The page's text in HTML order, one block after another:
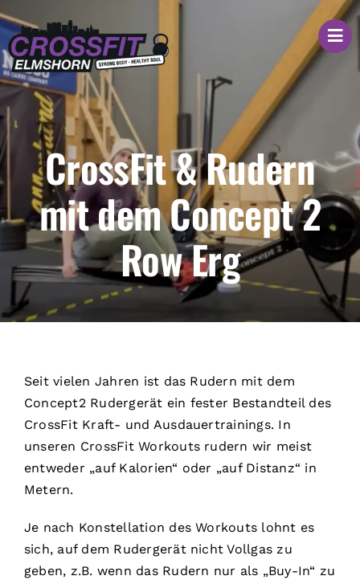
Zum
Inhalt
springen
CrossFit & Rudern
mit dem Concept 2
Row Erg
Seit vielen Jahren ist das Rudern mit dem
Concept2 Rudergerät ein fester Bestandteil des
CrossFit Kraft- und Ausdauertrainings. In
unseren CrossFit Workouts rudern wir meist
entweder „auf Kalorien“ oder „auf Distanz“ in
Metern.
Je nach Konstellation des Workouts lohnt es
sich, auf dem Rudergerät nicht Vollgas zu
geben, z.B. wenn das Rudern nur als „Buy-In“ zu